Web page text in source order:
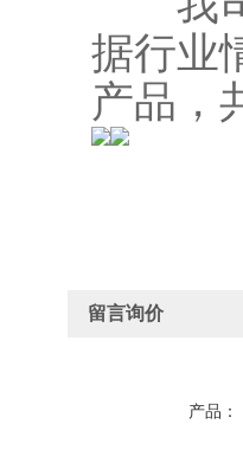
据行业
产品，
留言询价
产品：